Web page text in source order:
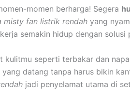
momen berharga! Segera
misty fan listrik rendah yang
semakin hidup dengan solusi
kulitmu seperti terbakar dan
datang tanpa harus bikin
jadi penyelamat utama di